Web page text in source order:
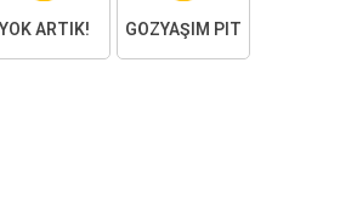
YOK ARTIK! GÖZYAŞIM PIT